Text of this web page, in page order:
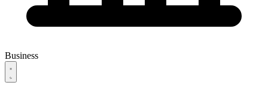
Business